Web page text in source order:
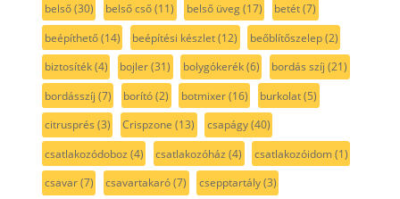
belső(30) belső cső(11) belső üveg(17) betét(7)
beépíthető(14) beépítési készlet(12) beőblítőszelep(2)
biztosíték(4) bojler(31) bolygókerék(6) bordás szíj (21)
bordásszíj (7) borító(2) botmixer(16) burkolat(5)
citrusprés (3) Crispzone (13) csapágy(40)
csatlakozódoboz (4) csatlakozóház (4) csatlakozóidom(1)
csavar(7) csavartakaró(7) csepptartály(3)